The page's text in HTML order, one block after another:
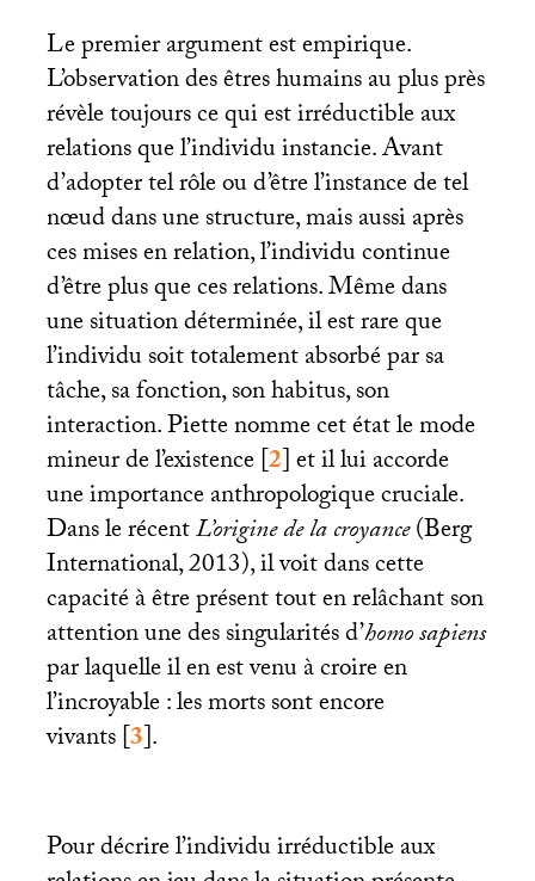
Le premier argument est empirique.
L’observation des êtres humains au plus près
révèle toujours ce qui est irréductible aux
relations que l’individu instancie. Avant
d’adopter tel rôle ou d’être l’instance de tel
nœud dans une structure, mais aussi après
ces mises en relation, l’individu continue
d’être plus que ces relations. Même dans
une situation déterminée, il est rare que
l’individu soit totalement absorbé par sa
tâche, sa fonction, son habitus, son
interaction. Piette nomme cet état le mode
mineur de l’existence[2]et il lui accorde
une importance anthropologique cruciale.
Dans le récentL’origine de la croyance(Berg
International, 2013), il voit dans cette
capacité à être présent tout en relâchant son
attention une des singularités d’homo sapiens
par laquelle il en est venu à croire en
l’incroyable : les morts sont encore
vivants[3].
Pour décrire l’individu irréductible aux